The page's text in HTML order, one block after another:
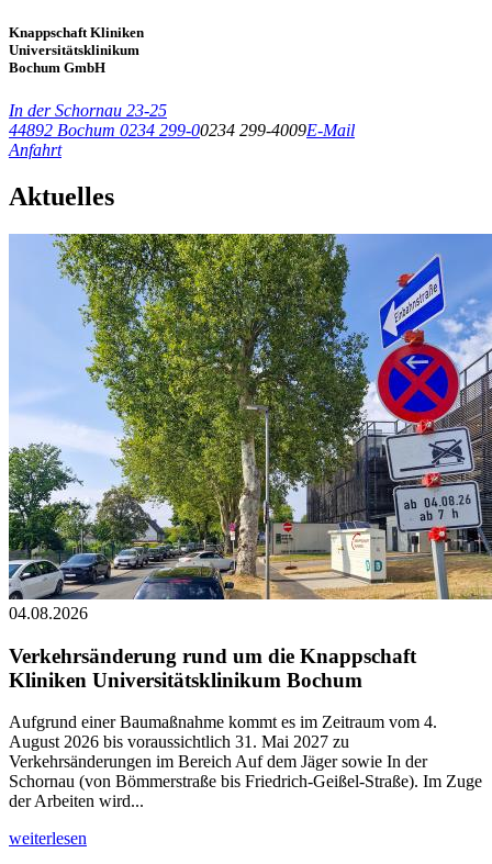
Knappschaft Kliniken
Universitätsklinikum
Bochum GmbH
In der Schornau 23-25
44892 Bochum 0234 299-00234 299-4009E-Mail
Anfahrt
Aktuelles
04.08.2026
Verkehrsänderung rund um die Knappschaft
Kliniken Universitätsklinikum Bochum
Aufgrund einer Baumaßnahme kommt es im Zeitraum vom 4.
August 2026 bis voraussichtlich 31. Mai 2027 zu
Verkehrsänderungen im Bereich Auf dem Jäger sowie In der
Schornau (von Bömmerstraße bis Friedrich-Geißel-Straße). Im Zuge
der Arbeiten wird...
weiterlesen